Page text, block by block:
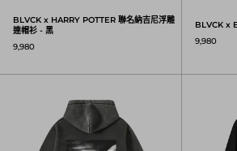
BLVCK x HARRY POTTER 聯名納吉尼浮雕
連帽衫 - 黑
9,980
BLVCK x
9,980
BLVCK x